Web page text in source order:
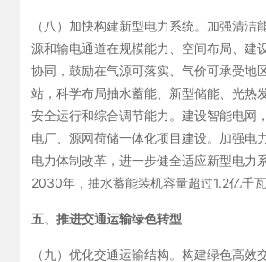
（八）加快构建新型电力系统。加强清洁
源和输电通道在规模能力、空间布局、建
协同，鼓励在气源可落实、气价可承受地
站，科学布局抽水蓄能、新型储能、光热
安全运行和综合调节能力。建设智能电网
电厂、源网荷储一体化项目建设。加强电
电力体制改革，进一步健全适应新型电力
2030年，抽水蓄能装机容量超过1.2亿千瓦
五、推进交通运输绿色转型
（九）优化交通运输结构。构建绿色高效